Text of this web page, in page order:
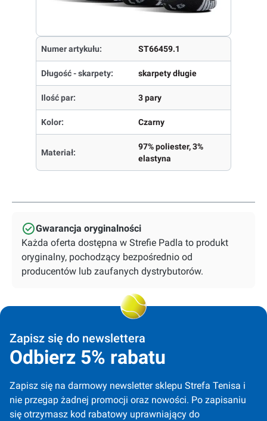
Numer artykułu: ST66459.1
Długość - skarpety: skarpety długie
Ilość par: 3 pary
Kolor: Czarny
Materiał:
97% poliester, 3%
elastyna
Gwarancja oryginalności
Każda oferta dostępna w Strefie Padla to produkt
oryginalny, pochodzący bezpośrednio od
producentów lub zaufanych dystrybutorów.
Zapisz się do newslettera
Odbierz 5% rabatu
Zapisz się na darmowy newsletter sklepu Strefa Tenisa i
nie przegap żadnej promocji oraz nowości. Po zapisaniu
się otrzymasz kod rabatowy uprawniający do